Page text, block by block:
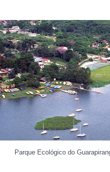
Parque Ecológico do